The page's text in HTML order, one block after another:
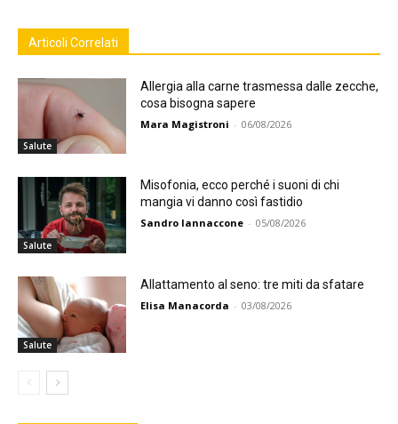
Articoli Correlati
Salute
Allergia alla carne trasmessa dalle zecche,
cosa bisogna sapere
Mara Magistroni - 06/08/2026
Salute
Misofonia, ecco perché i suoni di chi
mangia vi danno così fastidio
Sandro Iannaccone - 05/08/2026
Salute
Allattamento al seno: tre miti da sfatare
Elisa Manacorda - 03/08/2026